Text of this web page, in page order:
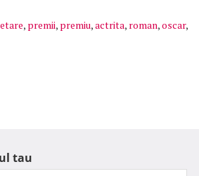
, premii, premiu,actrita, roman,oscar,
tau